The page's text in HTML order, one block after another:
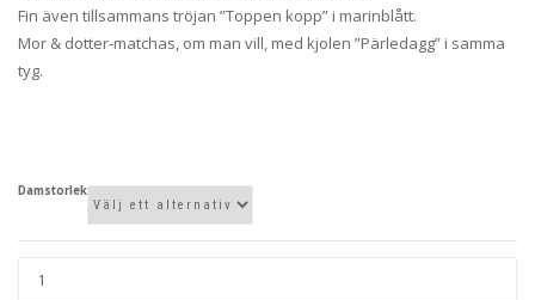
Fin även tillsammans tröjan ”Toppen kopp” i marinblått.
Mor & dotter-matchas, om man vill, med kjolen ”Pärledagg” i samma
tyg.
Damstorlek